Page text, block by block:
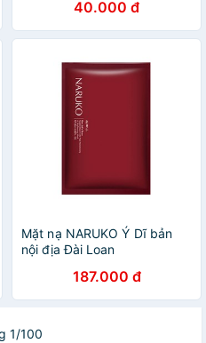
40.000 đ
Mặt nạ NARUKO Ý Dĩ bản
nội địa Đài Loan
187.000 đ
1/100